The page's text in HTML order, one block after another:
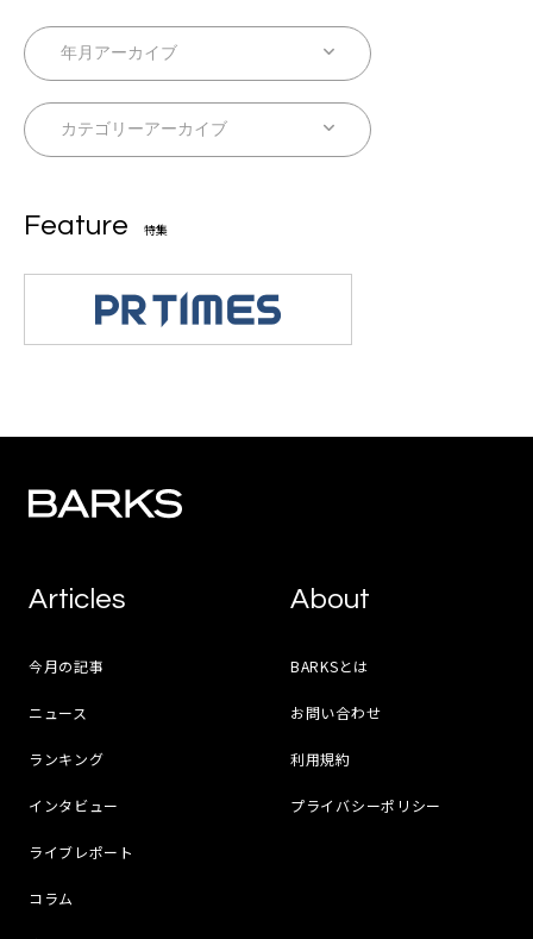
Feature 特集
Articles
今月の記事
ニュース
ランキング
インタビュー
ライブレポート
コラム
About
BARKSとは
お問い合わせ
利用規約
プライバシーポリシー